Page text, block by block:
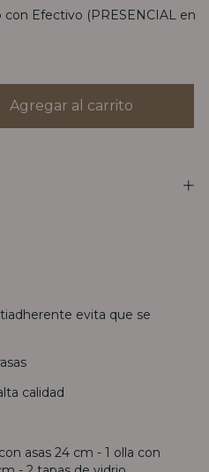
con Efectivo (PRESENCIAL en
evita que se
calidad
asas 24 cm - 1 olla con